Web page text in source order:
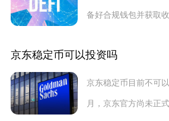
备好合规钱包并获取
京东稳定币可以投资吗
京东稳定币目前不可
月，京东官方尚未正